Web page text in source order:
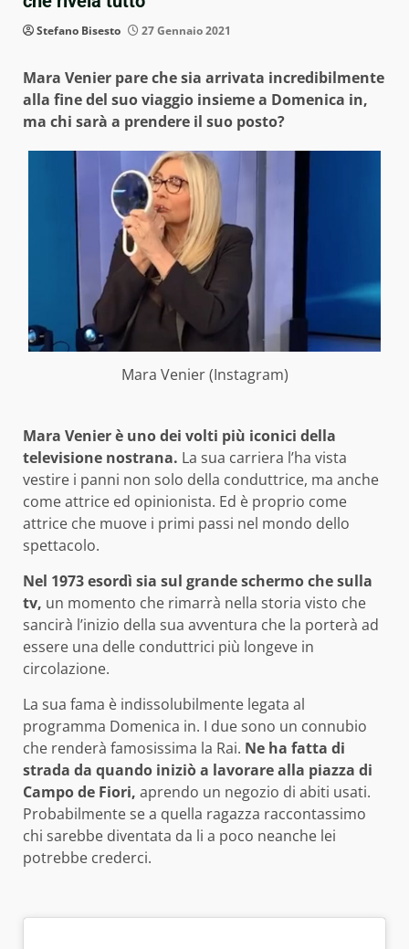
Stefano Bisesto 27 Gennaio 2021
Mara Venier pare che sia arrivata incredibilmente
alla fine del suo viaggio insieme a Domenica in,
ma chi sarà a prendere il suo posto?
Mara Venier (Instagram)
Mara Venier è uno dei volti più iconici della
televisione nostrana. La sua carriera l’ha vista
vestire i panni non solo della conduttrice, ma anche
come attrice ed opinionista. Ed è proprio come
attrice che muove i primi passi nel mondo dello
spettacolo.
Nel 1973 esordì sia sul grande schermo che sulla
tv, un momento che rimarrà nella storia visto che
sancirà l’inizio della sua avventura che la porterà ad
essere una delle conduttrici più longeve in
circolazione.
La sua fama è indissolubilmente legata al
programma Domenica in. I due sono un connubio
che renderà famosissima la Rai. Ne ha fatta di
strada da quando iniziò a lavorare alla piazza di
Campo de Fiori, aprendo un negozio di abiti usati.
Probabilmente se a quella ragazza raccontassimo
chi sarebbe diventata da li a poco neanche lei
potrebbe crederci.